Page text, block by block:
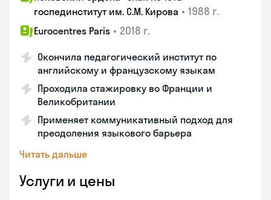
госпединститут им. С.М. Кирова • 1988 г.
Eurocentres Paris • 2018 г.
Окончила педагогический институт по
английскому и французскому языкам
Проходила стажировку во Франции и
Великобритании
Применяет коммуникативный подход для
преодоления языкового барьера
Читать дальше
Услуги и цены